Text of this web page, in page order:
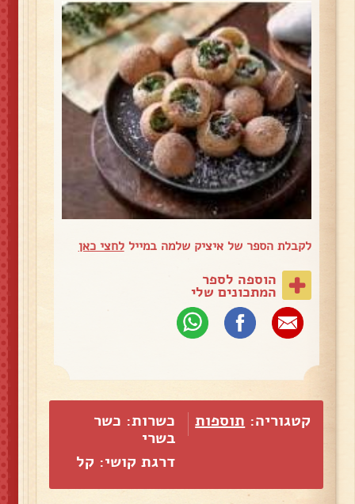
לקבלת הספר של איציק שלמה במייללחצי כאן
הוספה לספר
המתכונים שלי
קטגוריה: תוספות
כשרות: כשר
בשרי
דרגת קושי: קל